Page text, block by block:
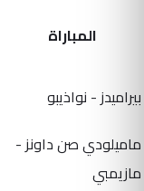
المباراة
بيراميدز - نواذيبو
ماميلودي صن داونز -
مازيمبي